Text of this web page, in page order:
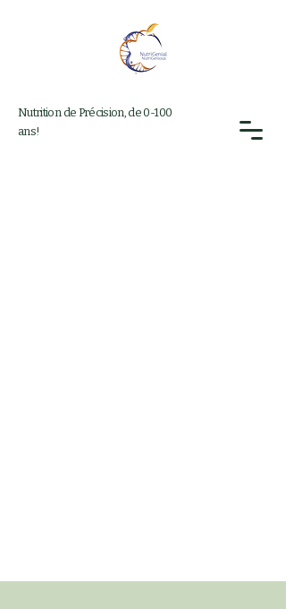
Nutrition de Précision, de 0-100
ans!